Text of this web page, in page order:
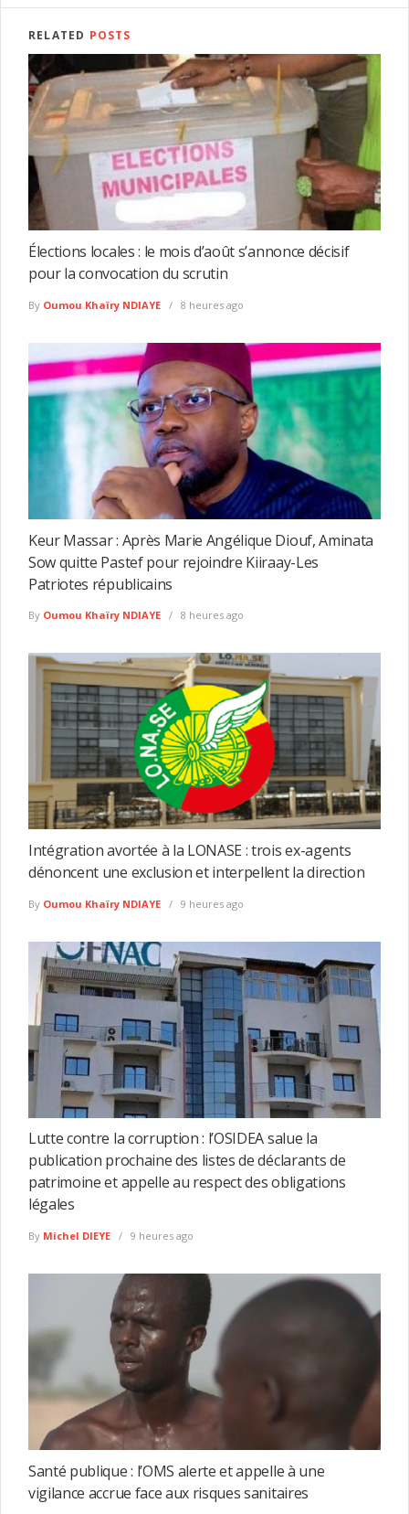
RELATED POSTS
Élections locales : le mois d’août s’annonce décisif
pour la convocation du scrutin
By Oumou Khaïry NDIAYE 8 heures ago
Keur Massar : Après Marie Angélique Diouf, Aminata
Sow quitte Pastef pour rejoindre Kiiraay-Les
Patriotes républicains
By Oumou Khaïry NDIAYE 8 heures ago
Intégration avortée à la LONASE : trois ex-agents
dénoncent une exclusion et interpellent la direction
By Oumou Khaïry NDIAYE 9 heures ago
Lutte contre la corruption : l’OSIDEA salue la
publication prochaine des listes de déclarants de
patrimoine et appelle au respect des obligations
légales
By Michel DIEYE 9 heures ago
Santé publique : l’OMS alerte et appelle à une
vigilance accrue face aux risques sanitaires